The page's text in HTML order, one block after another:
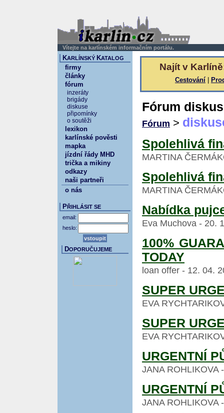
Vítejte na karlínském informačním portálu.
Najít v
Cestování
Fórum
Fórum >
Spolehlivá
MARTINA
Spolehlivá
MARTINA
Nabídka
Eva Muchova - 20.
100%
TODAY
loan offer - 12. 04.
SUPER
EVA
SUPER
EVA
URGENTNÍ
JANA ROHLIKOVA
URGENTNÍ
JANA ROHLIKOVA
KARLÍNSKÝ KATALOG
firmy
články
fórum
inzeráty
brigády
diskuse
připomínky
o soutěži
lexikon
karlínské pověsti
mapka
jízdní řády MHD
trička a mikiny
odkazy
naši partneři
o nás
PŘIHLÁSIT SE
email:
heslo:
DOPORUČUJEME